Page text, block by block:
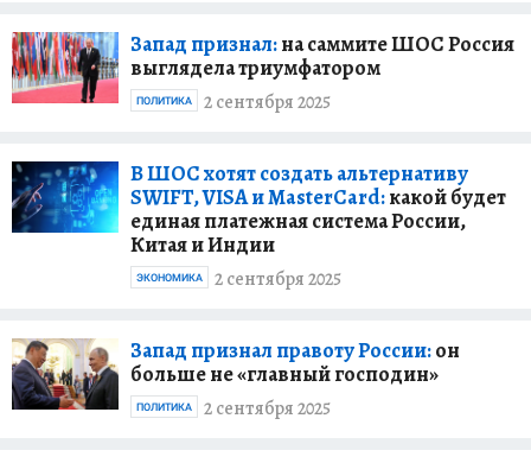
Запад признал:на саммите ШОС Россия
выглядела триумфатором
2 сентября 2025
ПОЛИТИКА
В ШОС хотят создать альтернативу
SWIFT, VISA и MasterCard:какой будет
единая платежная система России,
Китая и Индии
2 сентября 2025
ЭКОНОМИКА
Запад признал правоту России:он
больше не «главный господин»
2 сентября 2025
ПОЛИТИКА